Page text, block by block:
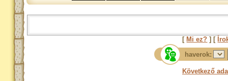
[ Mi ez? ] [
haverok:
Következő